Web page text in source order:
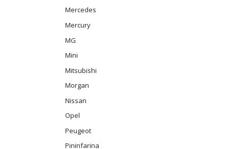
Mercedes
Mercury
MG
Mini
Mitsubishi
Morgan
Nissan
Opel
Peugeot
Pininfarina